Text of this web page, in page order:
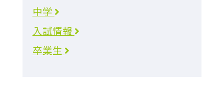
中学
入試情報
卒業生